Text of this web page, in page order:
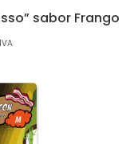
sabor Frango